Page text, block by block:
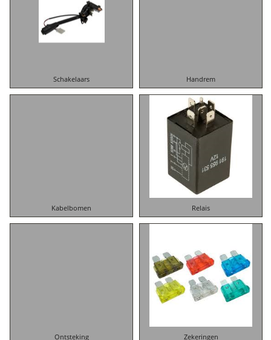
Schakelaars Handrem
Kabelbomen Relais
Ontsteking Zekeringen